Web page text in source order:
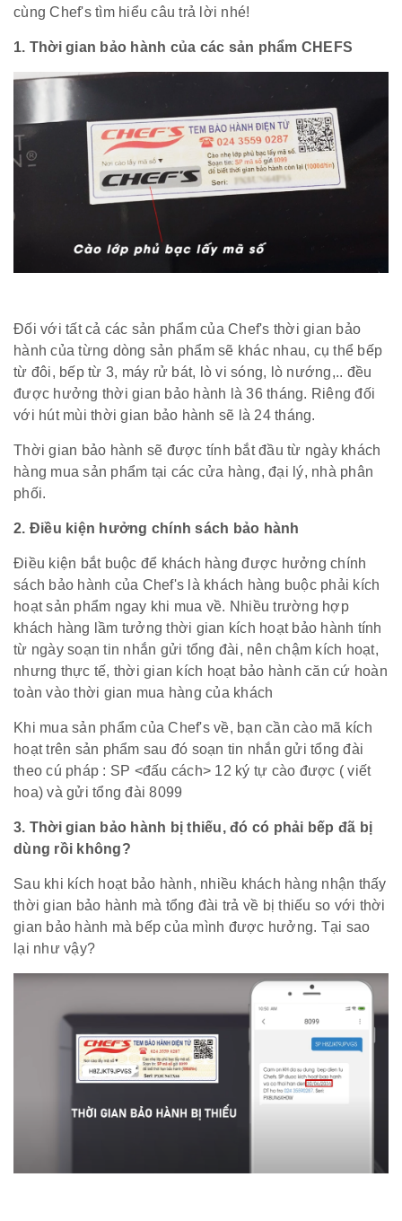
cùng Chef's tìm hiểu câu trả lời nhé!
1. Thời gian bảo hành của các sản phẩm CHEFS
Đối với tất cả các sản phẩm của Chef's thời gian bảo
hành của từng dòng sản phẩm sẽ khác nhau, cụ thể bếp
từ đôi, bếp từ 3, máy rử bát, lò vi sóng, lò nướng,.. đều
được hưởng thời gian bảo hành là 36 tháng. Riêng đối
với hút mùi thời gian bảo hành sẽ là 24 tháng.
Thời gian bảo hành sẽ được tính bắt đầu từ ngày khách
hàng mua sản phẩm tại các cửa hàng, đại lý, nhà phân
phối.
2. Điều kiện hưởng chính sách bảo hành
Điều kiện bắt buộc để khách hàng được hưởng chính
sách bảo hành của Chef's là khách hàng buộc phải kích
hoạt sản phẩm ngay khi mua về. Nhiều trường hợp
khách hàng lầm tưởng thời gian kích hoạt bảo hành tính
từ ngày soạn tin nhắn gửi tổng đài, nên chậm kích hoạt,
nhưng thực tế, thời gian kích hoạt bảo hành căn cứ hoàn
toàn vào thời gian mua hàng của khách
Khi mua sản phẩm của Chef's về, bạn cần cào mã kích
hoạt trên sản phẩm sau đó soạn tin nhắn gửi tổng đài
theo cú pháp : SP <đấu cách> 12 ký tự cào được ( viết
hoa) và gửi tổng đài 8099
3. Thời gian bảo hành bị thiếu, đó có phải bếp đã bị
dùng rồi không?
Sau khi kích hoạt bảo hành, nhiều khách hàng nhận thấy
thời gian bảo hành mà tổng đài trả về bị thiếu so với thời
gian bảo hành mà bếp của mình được hưởng. Tại sao
lại như vậy?